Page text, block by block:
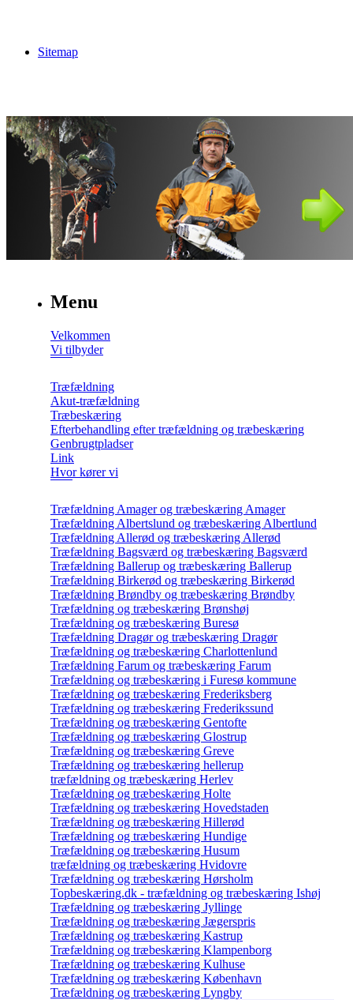
Sitemap
Menu
Velkommen
Vi tilbyder
Træfældning
Akut-træfældning
Træbeskæring
Efterbehandling efter træfældning og træbeskæring
Genbrugtpladser
Link
Hvor kører vi
Træfældning Amager og træbeskæring Amager
Træfældning Albertslund og træbeskæring Albertlund
Træfældning Allerød og træbeskæring Allerød
Træfældning Bagsværd og træbeskæring Bagsværd
Træfældning Ballerup og træbeskæring Ballerup
Træfældning Birkerød og træbeskæring Birkerød
Træfældning Brøndby og træbeskæring Brøndby
Træfældning og træbeskæring Brønshøj
Træfældning og træbeskæring Buresø
Træfældning Dragør og træbeskæring Dragør
Træfældning og træbeskæring Charlottenlund
Træfældning Farum og træbeskæring Farum
Træfældning og træbeskæring i Furesø kommune
Træfældning og træbeskæring Frederiksberg
Træfældning og træbeskæring Frederikssund
Træfældning og træbeskæring Gentofte
Træfældning og træbeskæring Glostrup
Træfældning og træbeskæring Greve
Træfældning og træbeskæring hellerup
træfældning og træbeskæring Herlev
Træfældning og træbeskæring Holte
Træfældning og træbeskæring Hovedstaden
Træfældning og træbeskæring Hillerød
Træfældning og træbeskæring Hundige
Træfældning og træbeskæring Husum
træfældning og træbeskæring Hvidovre
Træfældning og træbeskæring Hørsholm
Topbeskæring.dk - træfældning og træbeskæring Ishøj
Træfældning og træbeskæring Jyllinge
Træfældning og træbeskæring Jægerspris
Træfældning og træbeskæring Kastrup
Træfældning og træbeskæring Klampenborg
Træfældning og træbeskæring Kulhuse
Træfældning og træbeskæring København
Træfældning og træbeskæring Lyngby